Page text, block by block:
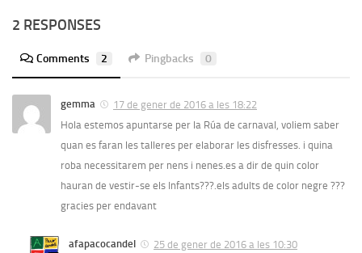
2 RESPONSES
Comments 2 Pingbacks 0
gemma
17 de gener de 2016 a les 18:22
Hola estemos apuntarse per la Rúa de carnaval, voliem saber
quan es faran les talleres per elaborar les disfresses. i quina
roba necessitarem per nens i nenes.es a dir de quin color
hauran de vestir-se els Infants???.els adults de color negre ???
gracies per endavant
afapacocandel
25 de gener de 2016 a les 10:30